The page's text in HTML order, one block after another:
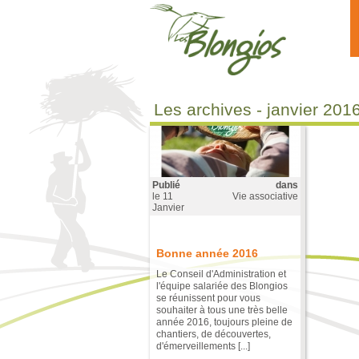
Les archives - janvier
Publié
le 11
Janvier
dans
Vie associative
Bonne année 2016
Le Conseil d'Administration et
l'équipe salariée des Blongios
se réunissent pour vous
souhaiter à tous une très belle
année 2016, toujours pleine de
chantiers, de découvertes,
d'émerveillements [...]